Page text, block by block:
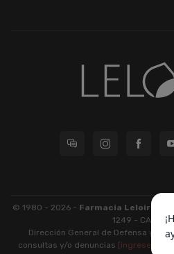
© 1980 - 2026 - Farmacia Leloir S.R.L.
1249 - CABA -
Dirección General de Defensa y
consultas y/o denuncias [ingrese aquí]